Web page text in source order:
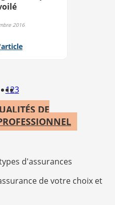
2016
123
DE
d'assurances
de votre choix et